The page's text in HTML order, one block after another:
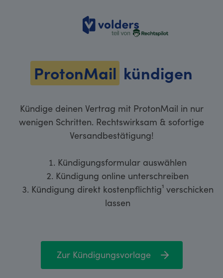
volders
ProtonMail kündigen
Kündige deinen Vertrag mit ProtonMail in nur
wenigen Schritten. Rechtswirksam & sofortige
Versandbestätigung!
Kündigungsformular auswählen
Kündigung online unterschreiben
Kündigung direkt kostenpflichtig¹ verschicken
lassen
Zur Kündigungsvorlage